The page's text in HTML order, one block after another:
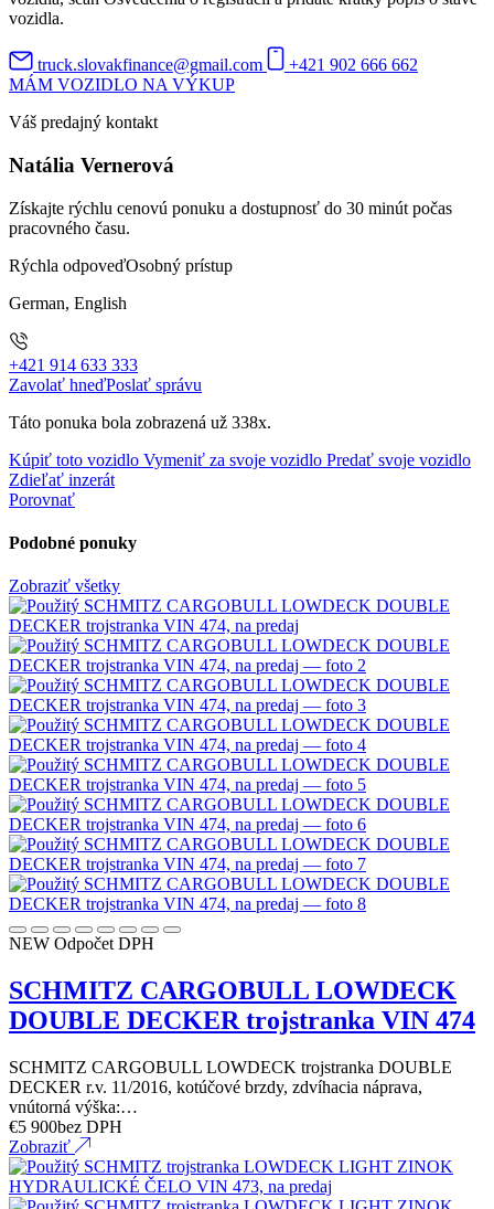
vozidla.
truck.slovakfinance@gmail.com
+421 902 666 662
MÁM VOZIDLO NA VÝKUP
Váš predajný kontakt
Natália Vernerová
Získajte rýchlu cenovú ponuku a dostupnosť do 30 minút počas
pracovného času.
Rýchla odpoveďOsobný prístup
German, English
+421 914 633 333
Zavolať hneďPoslať správu
Táto ponuka bola zobrazená už 338x.
Kúpiť toto vozidlo Vymeniť za svoje vozidlo Predať svoje vozidlo
Zdieľať inzerát
Porovnať
Podobné ponuky
Zobraziť všetky
NEW Odpočet DPH
SCHMITZ CARGOBULL LOWDECK
DOUBLE DECKER trojstranka VIN 474
SCHMITZ CARGOBULL LOWDECK trojstranka DOUBLE
DECKER r.v. 11/2016, kotúčové brzdy, zdvíhacia náprava,
vnútorná výška:…
€5 900bez DPH
Zobraziť